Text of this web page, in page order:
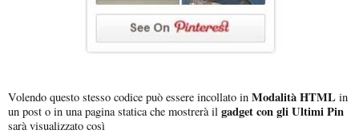
Volendo questo stesso codice può essere incollato in Modalità HTML in
un post o in una pagina statica che mostrerà il gadget con gli Ultimi Pin
sarà visualizzato così